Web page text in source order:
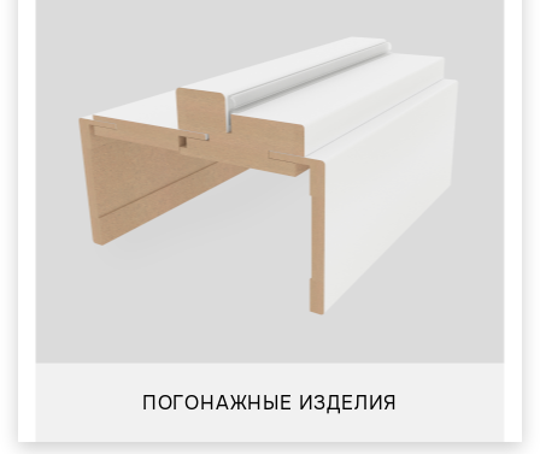
ПОГОНАЖНЫЕ ИЗДЕЛИЯ